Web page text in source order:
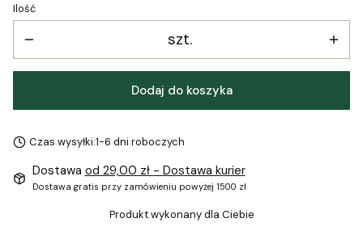
Ilość
szt.
Dodaj do koszyka
Czas wysyłki:1-6 dni roboczych
Dostawa od 29,00 zł - Dostawa kurier
Dostawa gratis przy zamówieniu powyżej 1500 zł
Produkt wykonany dla Ciebie